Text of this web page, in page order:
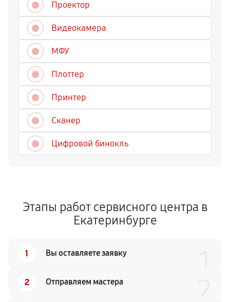
Проектор
Видеокамера
МФУ
Плоттер
Принтер
Сканер
Цифровой бинокль
Этапы работ сервисного центра в
Екатеринбурге
1 Вы оставляете заявку
2 Отправляем мастера